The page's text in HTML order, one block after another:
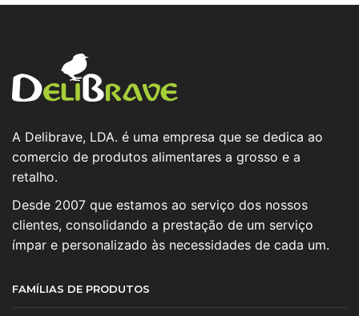
A Delibrave, LDA. é uma empresa que se dedica ao
comercio de produtos alimentares a grosso e a
retalho.
Desde 2007 que estamos ao serviço dos nossos
clientes, consolidando a prestação de um serviço
ímpar e personalizado às necessidades de cada um.
FAMÍLIAS DE PRODUTOS